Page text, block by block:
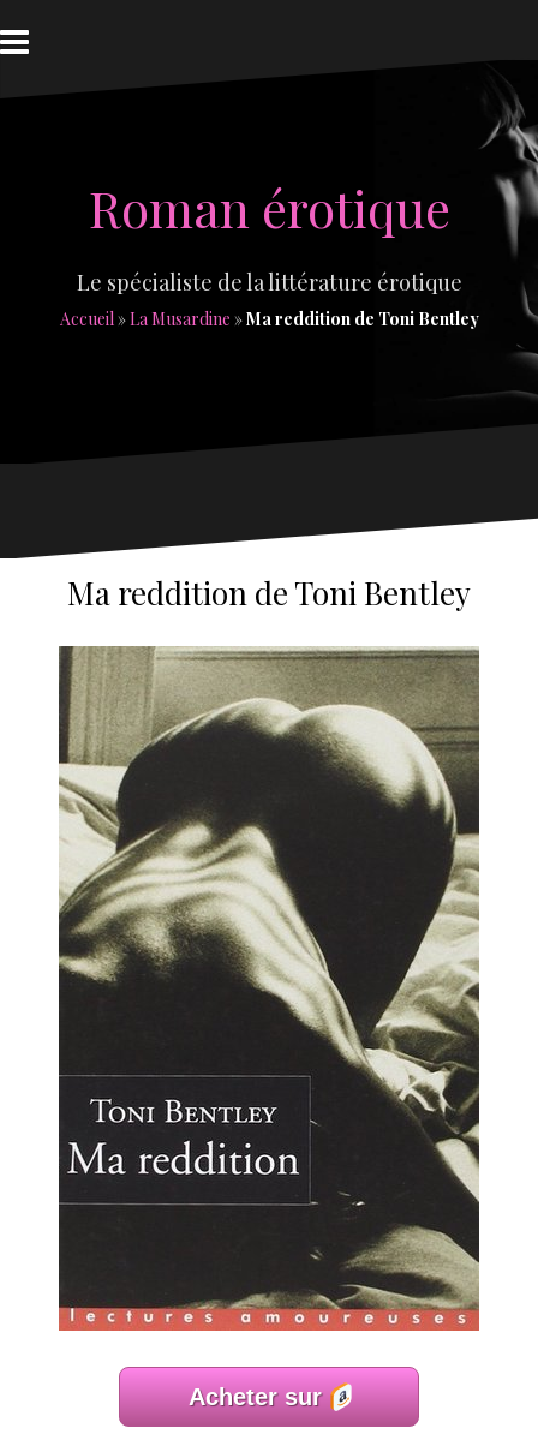
au
contenu
Roman érotique
Le spécialiste de la littérature érotique
Accueil »La Musardine »Ma reddition de Toni Bentley
Ma reddition de Toni Bentley
Acheter sur